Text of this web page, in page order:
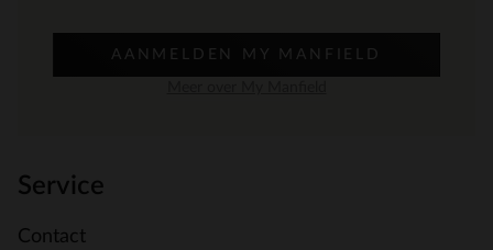
AANMELDEN MY MANFIELD
Service
Contact